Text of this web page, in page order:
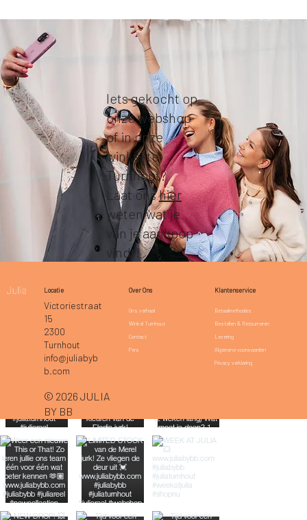
Iets gekocht op
onze webshop
of in onze
winkel te
Turnhout?
Laat onshier
weten wat je
van je aankoop
vindt!
Locatie
Victoriestraat
15
2300
Turnhout
info@juliabyb
b.com
© 2026 JULIA
BY BB
Over Ons
Ons verhaal
Winkel Turnhout
Contact
Pers
Klantenservice
Betaalmethodes
Bestellen & Retourneren
Levering
Algemene voorwaarden
Privacy verklaring